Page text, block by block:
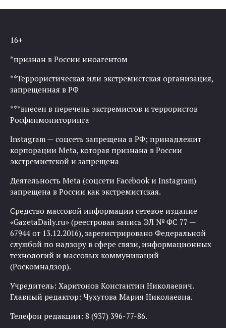
16+
*признан в России иноагентом
**Террористическая или экстремистская организация,
запрещенная в РФ
***внесен в перечень экстремистов и террористов
Росфинмониторинга
Instagram — соцсеть запрещена в РФ; принадлежит
корпорации Meta, которая признана в России
экстремистской и запрещена
Деятельность Meta (соцсети Facebook и Instagram)
запрещена в России как экстремистская.
Средство массовой информации сетевое издание
«GazetaDaily.ru» (реестровая запись ЭЛ № ФС 77 —
67944 от 13.12.2016), зарегистрировано Федеральной
службой по надзору в сфере связи, информационных
технологий и массовых коммуникаций
(Роскомнадзор).
Учредитель: Харитонов Константин Николаевич.
Главный редактор: Чухутова Мария Николаевна.
Телефон редакции: 8 (937) 396-77-86.